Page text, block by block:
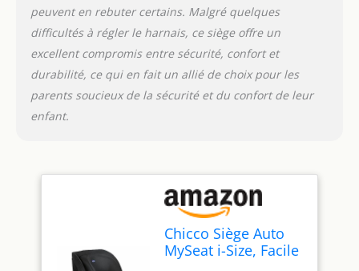
peuvent en rebuter certains. Malgré quelques
difficultés à régler le harnais, ce siège offre un
excellent compromis entre sécurité, confort et
durabilité, ce qui en fait un allié de choix pour les
parents soucieux de la sécurité et du confort de leur
enfant.
Chicco Siège Auto
MySeat i-Size, Facile